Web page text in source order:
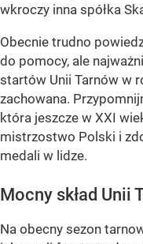
wkroczy inna spółka
Obecnie trudno
do pomocy, ale
startów Unii Tarnów w
zachowana.
która jeszcze w XXI
mistrzostwo Polski i
medali w lidze.
Mocny skład Unii
Na obecny sezon